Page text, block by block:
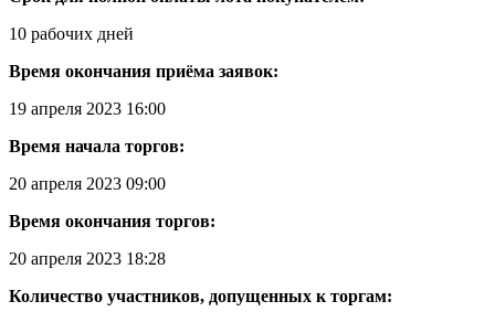
10 рабочих дней
Время окончания приёма заявок:
19 апреля 2023 16:00
Время начала торгов:
20 апреля 2023 09:00
Время окончания торгов:
20 апреля 2023 18:28
Количество участников, допущенных к торгам: